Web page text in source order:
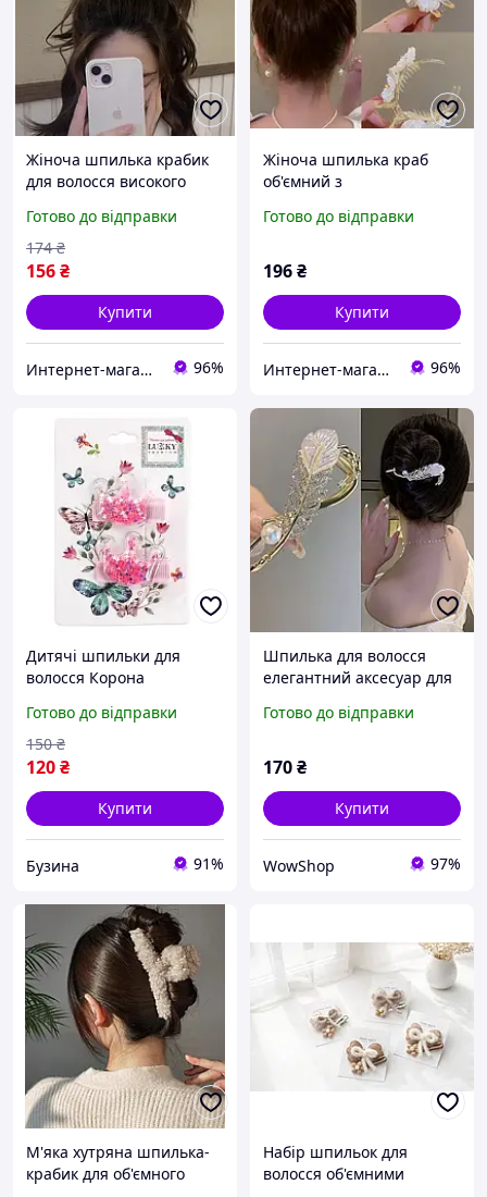
Жіноча шпилька крабик
для волосся високого
перлами та камінням
золото (AN)20575
Готово до відправки
156₴
174 ₴
Купити
Интернет-магазин "Korni" 96%
Жіноча шпилька краб
об'ємний з
для гульки високого
прозорий 4* 8,5 см(ІІ)
33874
Готово до відправки
196₴
Купити
Интернет-магазин "Korni" 96%
Дитячі шпильки для
волосся Корона
Готово до відправки
120₴
150 ₴
Купити
Бузина 91%
Шпилька для волосся
елегантний аксесуар для
Готово до відправки
170₴
Купити
WowShop 97%
М'яка хутряна шпилька-
крабик для об'ємного
Набір шпильок для
волосся об'ємними